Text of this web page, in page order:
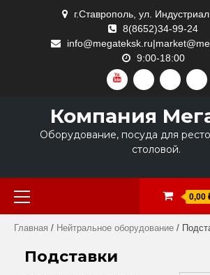
г.Ставрополь, ул.
8(8652)34-99-24
9:00-18:00
YOUTUBEVKVIDEO
Компания
Оборудование, посуда для
столовой.
Primary
Menu
0,00
Главная / Нейтральное оборудование /
Подставки